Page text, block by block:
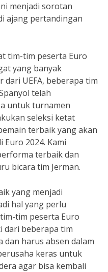
menjadi sorotan
ajang pertandingan
tim-tim peserta Euro
yang banyak
UEFA, beberapa tim
telah
untuk turnamen
seleksi ketat
terbaik yang akan
2024. Kami
terbaik dan
bicara tim Jerman.
yang menjadi
hal yang perlu
tim peserta Euro
dari beberapa tim
dan harus absen dalam
keras untuk
agar bisa kembali